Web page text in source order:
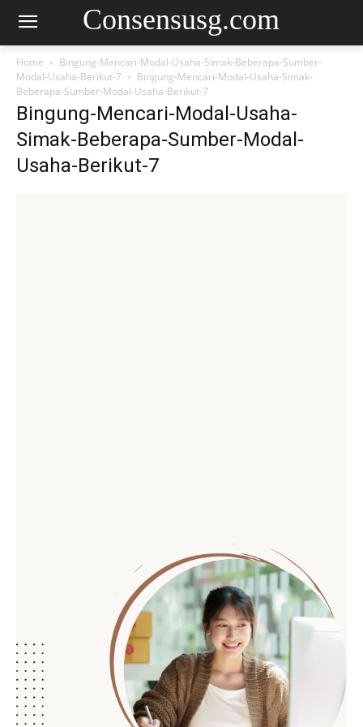
Consensusg.com
Home
Bingung-Mencari-Modal-Usaha-Simak-Beberapa-Sumber-
Modal-Usaha-Berikut-7
Bingung-Mencari-Modal-Usaha-Simak-
Beberapa-Sumber-Modal-Usaha-Berikut-7
Bingung-Mencari-Modal-Usaha-
Simak-Beberapa-Sumber-Modal-
Usaha-Berikut-7